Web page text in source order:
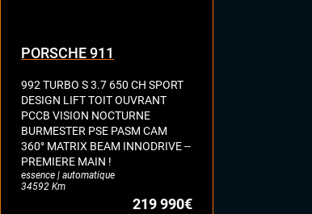
PORSCHE 911
992 TURBO S 3.7 650 CH SPORT
DESIGN LIFT TOIT OUVRANT
PCCB VISION NOCTURNE
BURMESTER PSE PASM CAM
360° MATRIX BEAM INNODRIVE --
PREMIERE MAIN !
essence | automatique
34592 Km
219 990€